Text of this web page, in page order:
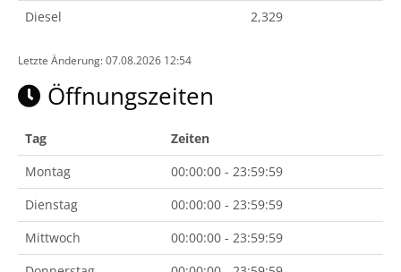
Diesel
2,329
Letzte Änderung: 07.08.2026 12:54
Öffnungszeiten
Tag
Zeiten
Montag
00:00:00 - 23:59:59
Dienstag
00:00:00 - 23:59:59
Mittwoch
00:00:00 - 23:59:59